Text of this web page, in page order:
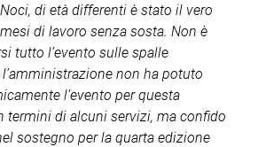
di età differenti è stato il vero
di lavoro senza sosta. Non è
tutto l’evento sulle spalle
non ha potuto
l’evento per questa
termini di alcuni servizi, ma confido
sostegno per la quarta edizione